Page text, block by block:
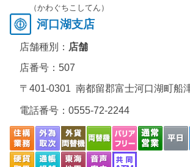
（かわぐちこしてん）
河口湖支店
店舗種別： 店舗
店番号：507
〒401-0301 南都留郡富士河口湖町船
電話番号： 0555-72-2244